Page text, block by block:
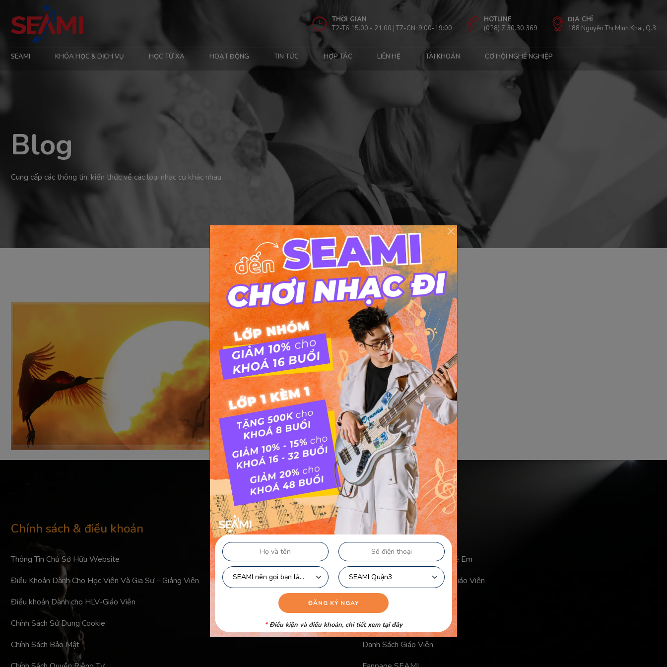
THỜI GIAN
T2-T6 15.00 - 21.00 | T7-CN: 9:00-19:00
HOTLINE
(028) 7.30.30.369
ĐỊA CHỈ
188 Nguyễn Thị Minh Khai, Q.3
SEAMI KHÓA HỌC & DỊCH VỤ HỌC TỪ XA HOẠT ĐỘNG TIN TỨC HỢP TÁC LIÊN HỆ TÀI KHOẢN CƠ HỘI NGHỀ NGHIỆP
Blog
Cung cấp các thông tin, kiến thức về các loại nhạc cụ khác nhau.
Như cánh vạc bay
Như cánh vạc bay – Trịnh Công Sơn
Đệm Đàn Bài Hát Như Cánh Vạc Bay – Trịnh Công
Sơn Nhucanhvacbay trinhcong son from Cherry Yêu
Quái
Chính sách & điều khoản
Thông Tin Chủ Sở Hữu Website
Điều Khoản Dành Cho Học Viên Và Gia Sư – Giảng Viên
Điều khoản Dành cho HLV-Giáo Viên
Chính Sách Sử Dụng Cookie
Chính Sách Bảo Mật
Liên kết nhanh
Chính Sách Bảo Mật Của Trẻ Em
Chính Sách Công Khai Của Giáo Viên
Điều Khoản Logo
Video Học Viên
Danh Sách Giáo Viên
*Điều kiện và điều khoản, chi tiết xem tại đây